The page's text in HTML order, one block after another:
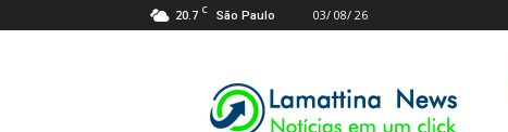
20.7 C São Paulo 03/ 08/ 26
Digital
News